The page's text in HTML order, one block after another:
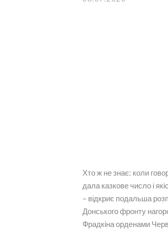
Хто ж не знає: коли
дала казкове число і
– відкриє подальша
Донського фронту
Фрадкіна орденами